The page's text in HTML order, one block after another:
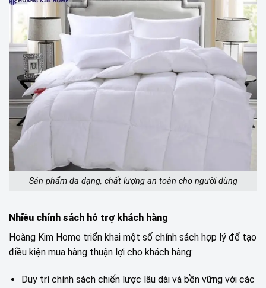
Sản phẩm đa dạng, chất lượng an toàn cho người dùng
Nhiều chính sách hỗ trợ khách hàng
Hoàng Kim Home triển khai một số chính sách hợp lý để tạo
điều kiện mua hàng thuận lợi cho khách hàng:
Duy trì chính sách chiến lược lâu dài và bền vững với các